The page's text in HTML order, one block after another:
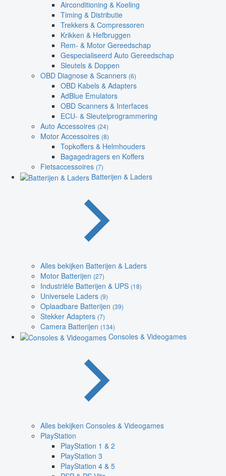
Airconditioning & Koeling
Timing & Distributie
Trekkers & Compressoren
Krikken & Hefbruggen
Rem- & Motor Gereedschap
Gespecialiseerd Auto Gereedschap
Sleutels & Doppen
OBD Diagnose & Scanners (6)
OBD Kabels & Adapters
AdBlue Emulators
OBD Scanners & Interfaces
ECU- & Sleutelprogrammering
Auto Accessoires (24)
Motor Accessoires (8)
Topkoffers & Helmhouders
Bagagedragers en Koffers
Fietsaccessoires (7)
Batterijen & Laders
Alles bekijken Batterijen & Laders
Motor Batterijen (27)
Industriële Batterijen & UPS (18)
Universele Laders (9)
Oplaadbare Batterijen (39)
Stekker Adapters (7)
Camera Batterijen (134)
Consoles & Videogames
Alles bekijken Consoles & Videogames
PlayStation
PlayStation 1 & 2
PlayStation 3
PlayStation 4 & 5